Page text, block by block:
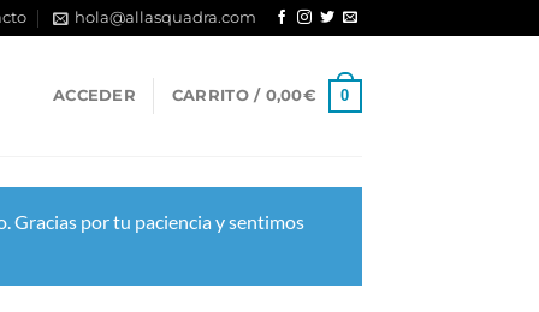
hola@allasquadra.com
ACCEDER CARRITO / 0,00€ 0
Gracias por tu paciencia y sentimos